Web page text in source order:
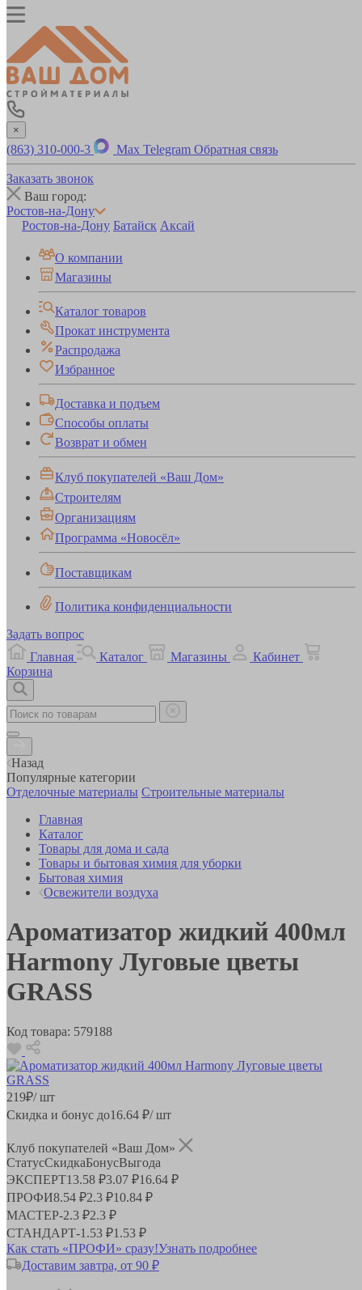
×
(863) 310-000-3 Max Telegram Обратная связь
Заказать звонок
Ваш город:
Ростов-на-Дону
Ростов-на-Дону Батайск Аксай
О компании
Магазины
Каталог товаров
Прокат инструмента
Распродажа
Избранное
Доставка и подъем
Способы оплаты
Возврат и обмен
Клуб покупателей «Ваш Дом»
Строителям
Организациям
Программа «Новосёл»
Поставщикам
Политика конфиденциальности
Задать вопрос
Главная
Каталог Магазины
Кабинет
Корзина
Назад
Популярные категории
Отделочные материалы Строительные материалы
Главная
Каталог
Товары для дома и сада
Товары и бытовая химия для уборки
Бытовая химия
Освежители воздуха
Ароматизатор жидкий 400мл
Harmony Луговые цветы
GRASS
Код товара: 579188
219₽/ шт
Скидка и бонус до16.64 ₽/ шт
Клуб покупателей «Ваш Дом»
СтатусСкидкаБонусВыгода
ЭКСПЕРТ13.58 ₽3.07 ₽16.64 ₽
ПРОФИ8.54 ₽2.3 ₽10.84 ₽
МАСТЕР-2.3 ₽2.3 ₽
СТАНДАРТ-1.53 ₽1.53 ₽
Как стать «ПРОФИ» сразу!Узнать подробнее
Доставим завтра, от 90 ₽